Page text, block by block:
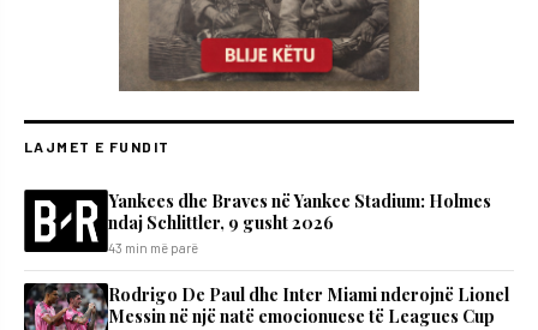
LAJMET E FUNDIT
Yankees dhe Braves në Yankee Stadium: Holmes
ndaj Schlittler, 9 gusht 2026
43 min më parë
Rodrigo De Paul dhe Inter Miami nderojnë Lionel
Messin në një natë emocionuese të Leagues Cup